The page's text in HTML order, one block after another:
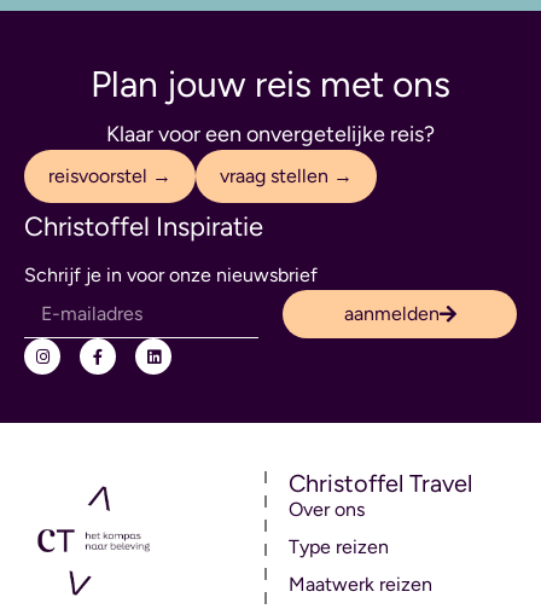
Plan jouw reis met ons
Klaar voor een onvergetelijke reis?
reisvoorstel → vraag stellen →
Christoffel Inspiratie
Schrijf je in voor onze nieuwsbrief
aanmelden
Christoffel Travel
Over ons
Type reizen
Maatwerk reizen